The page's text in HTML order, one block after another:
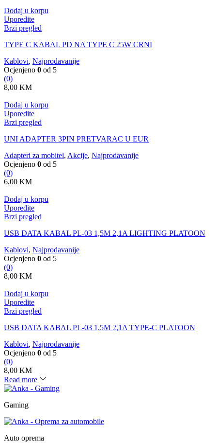
Dodaj u korpu
Uporedite
Brzi pregled
TYPE C KABAL PD NA TYPE C 25W CRNI
Kablovi, Najprodavanije
Ocjenjeno 0 od 5
(0)
8,00 KM
Dodaj u korpu
Uporedite
Brzi pregled
UNI ADAPTER 3PIN PRETVARAC U EUR
Adapteri za mobitel, Akcije, Najprodavanije
Ocjenjeno 0 od 5
(0)
6,00 KM
Dodaj u korpu
Uporedite
Brzi pregled
USB DATA KABAL PL-03 1,5M 2,1A LIGHTING PLATOON
Kablovi, Najprodavanije
Ocjenjeno 0 od 5
(0)
8,00 KM
Dodaj u korpu
Uporedite
Brzi pregled
USB DATA KABAL PL-03 1,5M 2,1A TYPE-C PLATOON
Kablovi, Najprodavanije
Ocjenjeno 0 od 5
(0)
8,00 KM
Read more
Gaming
Auto oprema